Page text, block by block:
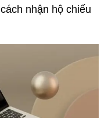
nhận hộ chiếu